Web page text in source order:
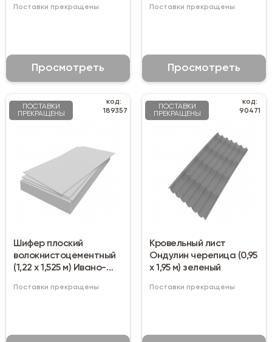
Поставки прекращены
Просмотреть
Поставки прекращены
Просмотреть
ПОСТАВКИ
ПРЕКРАЩЕНЫ
код:
189357
Шифер плоский
волокнистоцементный
(1,22 х 1,525 м) Ивано-
Поставки прекращены
ПОСТАВКИ
ПРЕКРАЩЕНЫ
код:
90471
Кровельный лист
Ондулин черепица (0,95
х 1,95 м) зеленый
Поставки прекращены